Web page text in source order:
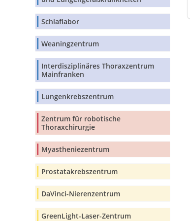
Schlaflabor
Weaningzentrum
Interdisziplinäres Thoraxzentrum
Mainfranken
Lungenkrebszentrum
Zentrum für robotische
Thoraxchirurgie
Myastheniezentrum
Prostatakrebszentrum
DaVinci-Nierenzentrum
GreenLight-Laser-Zentrum